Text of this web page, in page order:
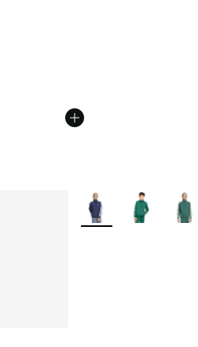
Plus de couleurs